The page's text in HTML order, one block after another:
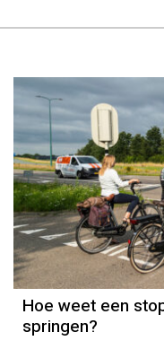
Hoe weet een
springen?